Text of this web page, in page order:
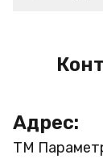
Адрес:
ТМ